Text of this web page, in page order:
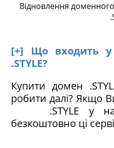
Відновлення доменного
[+] Що входить у
.STYLE?
Купити домен
робити далі? Якщо
.STYLE у нас,
безкоштовно ці